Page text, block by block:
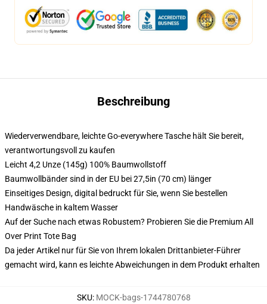
Beschreibung
Wiederverwendbare, leichte Go-everywhere Tasche hält Sie bereit,
verantwortungsvoll zu kaufen
Leicht 4,2 Unze (145g) 100% Baumwollstoff
Baumwollbänder sind in der EU bei 27,5in (70 cm) länger
Einseitiges Design, digital bedruckt für Sie, wenn Sie bestellen
Handwäsche in kaltem Wasser
Auf der Suche nach etwas Robustem? Probieren Sie die Premium All
Over Print Tote Bag
Da jeder Artikel nur für Sie von Ihrem lokalen Drittanbieter-Führer
gemacht wird, kann es leichte Abweichungen in dem Produkt erhalten
SKU: MOCK-bags-1744780768